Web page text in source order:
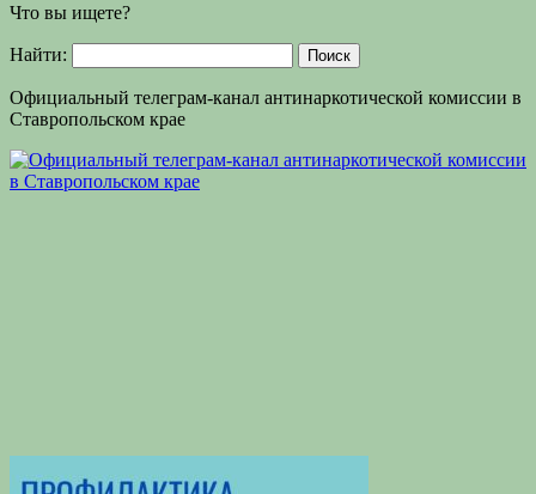
Что вы ищете?
Найти:
Официальный телеграм-канал антинаркотической комиссии в
Ставропольском крае